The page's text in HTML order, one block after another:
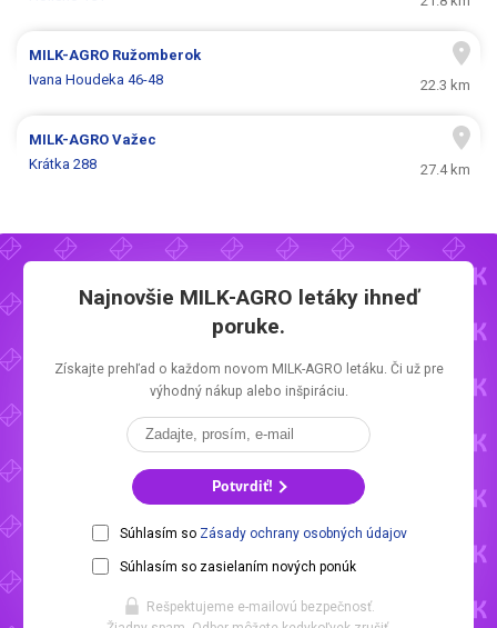
MILK-AGRO Ružomberok
Ivana Houdeka 46-48
22.3 km
MILK-AGROVažec
Krátka 288
27.4 km
Najnovšie MILK-AGRO letákyihneď
poruke.
Získajte prehľad o každom novom MILK-AGRO letáku. Či už pre
výhodný nákup alebo inšpiráciu.
Potvrdiť!
Súhlasím so Zásady ochrany osobných údajov
Súhlasím so zasielaním nových ponúk
Rešpektujeme e-mailovú bezpečnosť.